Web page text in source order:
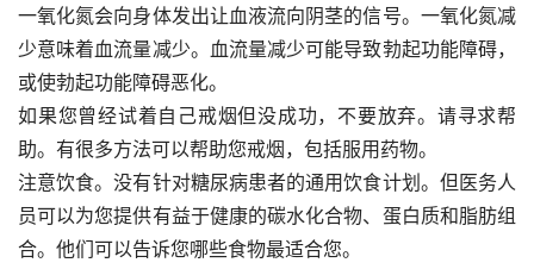
一氧化氮会向身体发出让血液流向阴茎的信号。一氧化氮减
少意味着血流量减少。血流量减少可能导致勃起功能障碍，
或使勃起功能障碍恶化。
如果您曾经试着自己戒烟但没成功，不要放弃。请寻求帮
助。有很多方法可以帮助您戒烟，包括服用药物。
注意饮食。没有针对糖尿病患者的通用饮食计划。但医务人
员可以为您提供有益于健康的碳水化合物、蛋白质和脂肪组
合。他们可以告诉您哪些食物最适合您。